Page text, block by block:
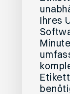
Ihres